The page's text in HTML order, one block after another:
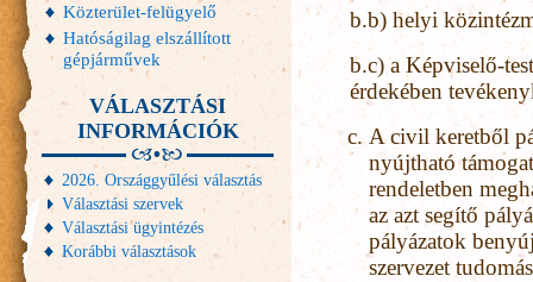
b.b) helyi
b.c) a Képviselő-
érdekében
A civil keretből
nyújtható
rendeletben
az azt segítő
pályázatok
szervezet
Közterület-felügyelő
Hatóságilag elszállított
gépjárművek
VÁLASZTÁSI
INFORMÁCIÓK
2026. Országgyűlési választás
Választási szervek
Választási ügyintézés
Korábbi választások